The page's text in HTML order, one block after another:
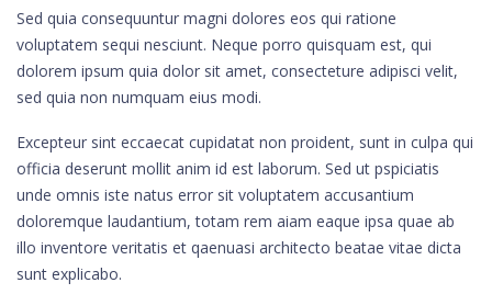
Sed quia consequuntur magni dolores eos qui ratione
voluptatem sequi nesciunt. Neque porro quisquam est, qui
dolorem ipsum quia dolor sit amet, consecteture adipisci velit,
sed quia non numquam eius modi.
Excepteur sint eccaecat cupidatat non proident, sunt in culpa qui
officia deserunt mollit anim id est laborum. Sed ut pspiciatis
unde omnis iste natus error sit voluptatem accusantium
doloremque laudantium, totam rem aiam eaque ipsa quae ab
illo inventore veritatis et qaenuasi architecto beatae vitae dicta
sunt explicabo.